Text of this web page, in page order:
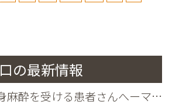
口の最新情報
☆「医科での全身麻酔を受ける患者さんへーマウスプロテクター」